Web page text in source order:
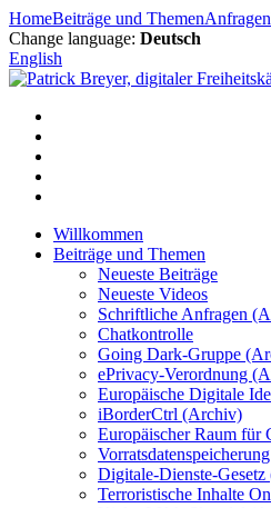
Zum
Inhalt
springen
HomeBeiträge und ThemenAnfragen
Change language: Deutsch
English
Willkommen
Beiträge und Themen
Neueste Beiträge
Neueste Videos
Schriftliche Anfragen
Chatkontrolle
Going Dark-Gruppe
ePrivacy-Verordnung
Europäische Digitale
iBorderCtrl (Archiv)
Europäischer Raum für
Vorratsdatenspeicherung
Digitale-Dienste-
Terroristische Inhalte